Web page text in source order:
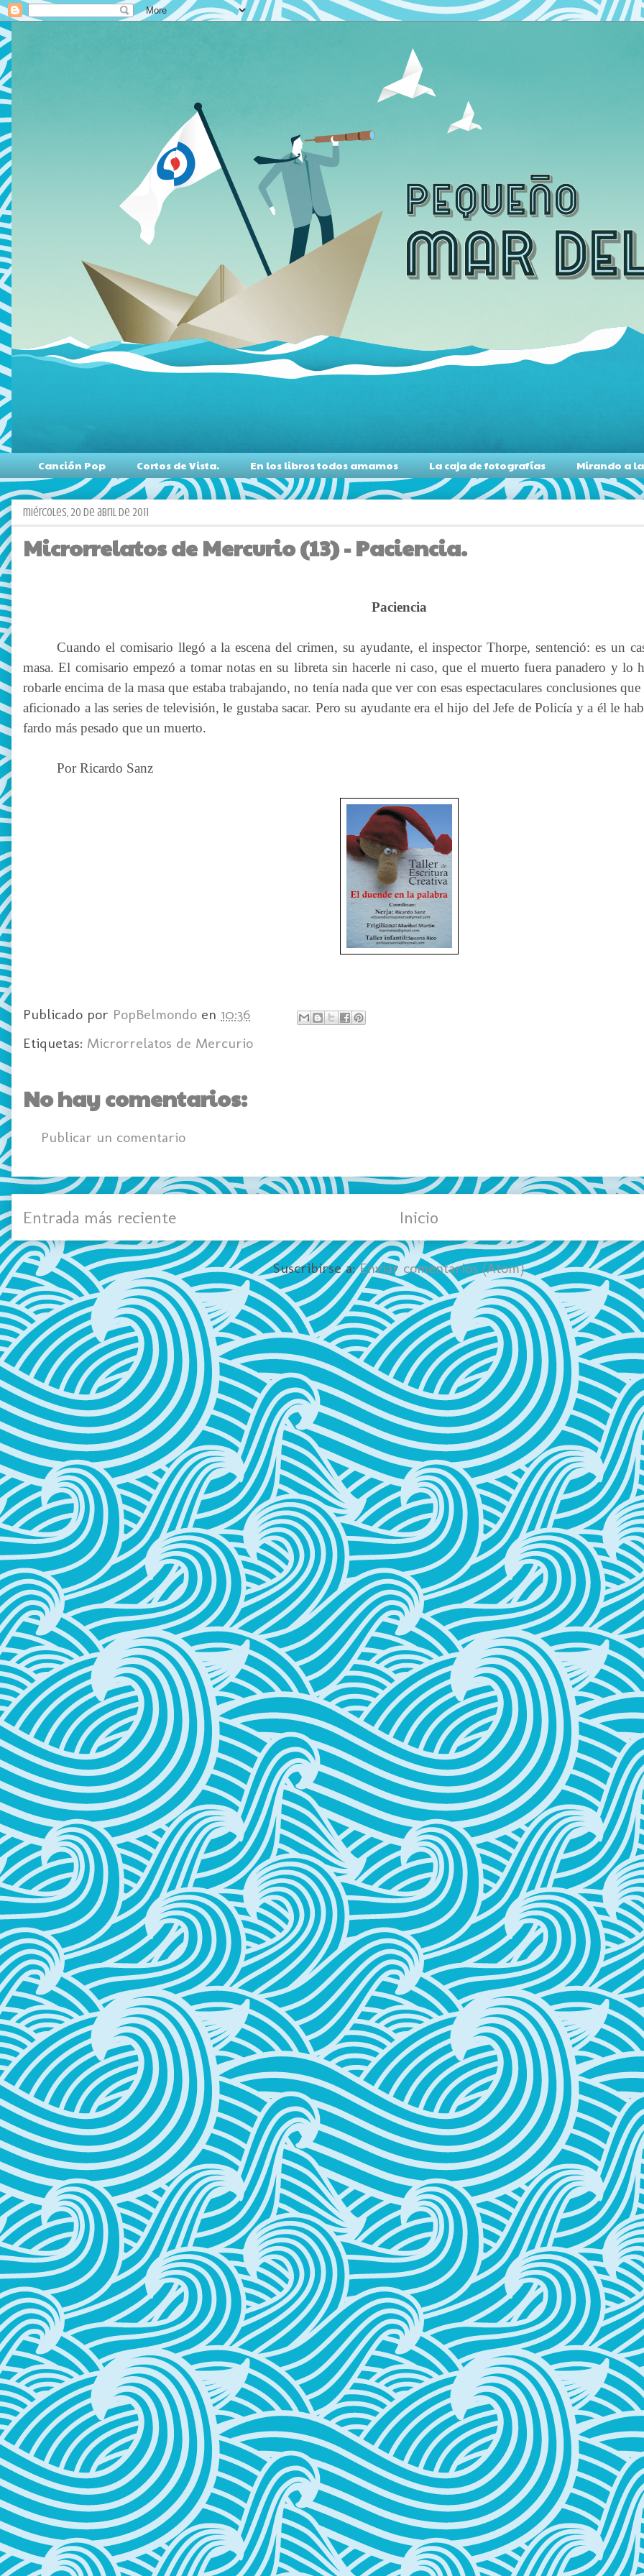
Canción Pop Cortos de Vista. En los libros todos amamos La caja de fotografías Mirando a
miércoles, 20 de abril de 2011
Microrrelatos de Mercurio (13) - Paciencia.
Paciencia
Cuando el comisario llegó a la escena del crimen, su ayudante, el inspector Thorpe, sentenció: es un
masa. El comisario empezó a tomar notas en su libreta sin hacerle ni caso, que el muerto fuera panadero y lo
robarle encima de la masa que estaba trabajando, no tenía nada que ver con esas espectaculares conclusiones
aficionado a las series de televisión, le gustaba sacar. Pero su ayudante era el hijo del Jefe de Policía y a él le
fardo más pesado que un muerto.
Por Ricardo Sanz
Publicado por PopBelmondo en 10:36
Etiquetas: Microrrelatos de Mercurio
No hay comentarios:
Publicar un comentario
Entrada más reciente Inicio
Suscribirse a:Enviar comentarios (Atom)